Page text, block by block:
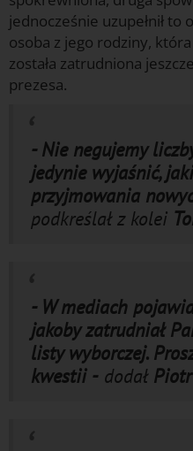
jednocześnie uzupełnił
osoba z jego rodziny,
została zatrudniona
prezesa.
- Nie negujemy
jedynie wyjaśnić,
przyjmowania
podkreślał z kolei
- W mediach
jakoby zatrudniał
listy wyborczej.
kwestii - dodał